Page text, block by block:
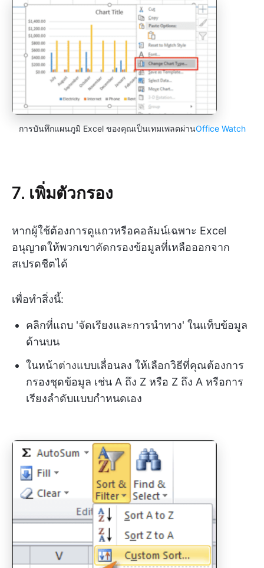
การบันทึกแผนภูมิ Excel ของคุณเป็นเทมเพลตผ่านOffice Watch
7. เพิ่มตัวกรอง
หากผู้ใช้ต้องการดูแถวหรือคอลัมน์เฉพาะ Excel
อนุญาตให้พวกเขาคัดกรองข้อมูลที่เหลือออกจาก
สเปรดชีตได้
เพื่อทำสิ่งนี้:
คลิกที่แถบ 'จัดเรียงและการนำทาง' ในแท็บข้อมูล
ด้านบน
ในหน้าต่างแบบเลื่อนลง ให้เลือกวิธีที่คุณต้องการ
กรองชุดข้อมูล เช่น A ถึง Z หรือ Z ถึง A หรือการ
เรียงลำดับแบบกำหนดเอง